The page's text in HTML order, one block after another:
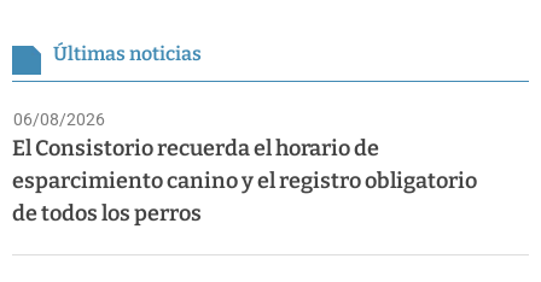
Últimas noticias
06/08/2026
El Consistorio recuerda el horario de
esparcimiento canino y el registro obligatorio
de todos los perros